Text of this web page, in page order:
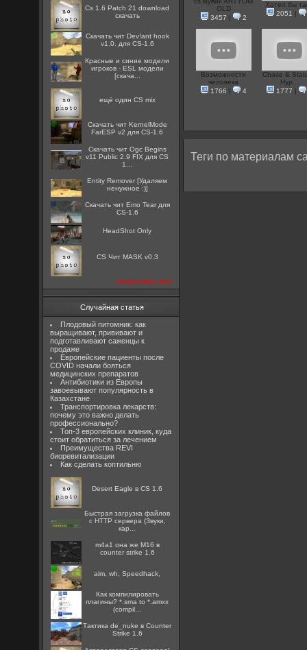
Cs 1.6 Patch 21 download
скачать
Скачать чит Dev!ant hook
v1.0. для CS-1.6
Красные и синие модели
игроков - ESL модели
[скача...
ещё один CS mix
Скачать чит KernelMode
FarESP v2 для CS-1.6
Скачать чит Ogc Begins
v11 Public 2.9 FIX для CS
1...
Entity Remover [Удаляем
ненужное :)]
Скачать чит Emo Tear для
CS-1.6
HeadShot Only
CS Чит MASK v0.3
посмотреть все
Случайная статья
Плодовый питомник: как
выращивают, прививают и
подготавливают саженцы к
продаже
Европейские пациенты после
COVID начали бояться
медицинских препаратов
Антибиотики из Европы
завоевывают популярность в
Казахстане
Транспортировка лекарств:
почему это важно делать
профессионально?
Топ-3 европейских клиник, куда
стоит обратиться за лечением
Преимущества REVI
биоревитализации
Как сделать коптильню
Desert Eagle в CS 1.6
Быстрая загрузка файлов
с HTTP сервера (Звуки,
кар...
m4a1 она же M16 в
counter strike 1.6
aim, wh, Speedhack,
Как компилировать
плагины? *.sma to *.amxx
(compil...
Тактика de_nuke в Counter
Strike 1.6
OLD
3457 | 2
Хотел бы
2051 |
Возможности
человека
1766 | 4
Chase &
Hyp...
1777 |
Теги по материалам